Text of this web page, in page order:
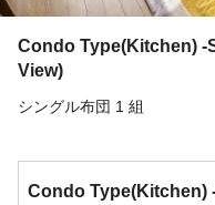
Condo Type(Kitchen) -
View)
シングル布団 1 組
Condo Type(Kitchen)